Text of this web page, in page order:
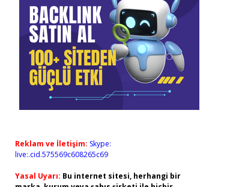
Reklam ve İletişim: Skype:
live:.cid.575569c608265c69
Yasal Uyarı: Bu internet sitesi, herhangi bir